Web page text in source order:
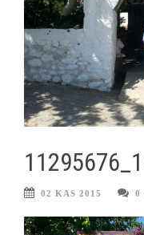
02 KAS 2015 0